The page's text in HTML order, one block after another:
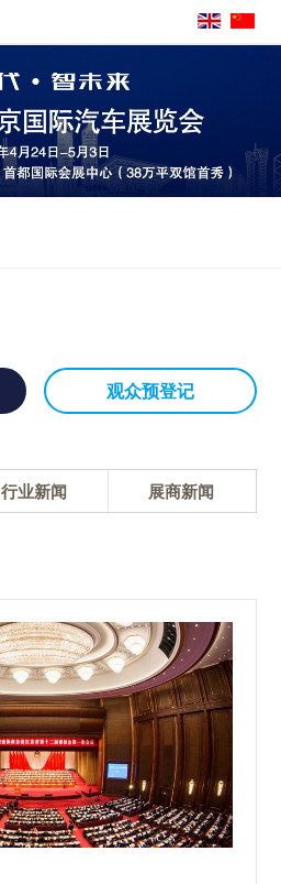
观众预登记
行业新闻 展商新闻